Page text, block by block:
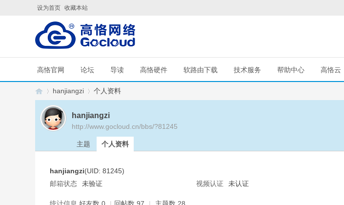
设为首页 收藏本站
高恪官网 论坛 导读 高恪硬件 软路由下载 技术服务 帮助中心 高恪云
hanjiangzi 个人资料
hanjiangzi
http://www.gocloud.cn/bbs/?81245
主题 个人资料
hanjiangzi(UID: 81245)
邮箱状态
未验证 视频认证 未认证